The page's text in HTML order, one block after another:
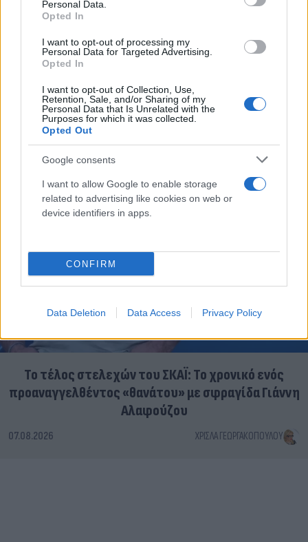
Personal Data.
Opted In
I want to opt-out of processing my
Personal Data for Targeted Advertising.
Opted In
I want to opt-out of Collection, Use,
Retention, Sale, and/or Sharing of my
Personal Data that Is Unrelated with the
Purposes for which it was collected.
Opted Out
Google consents
I want to allow Google to enable storage
related to advertising like cookies on web or
device identifiers in apps.
CONFIRM
Data Deletion Data Access Privacy Policy
07.08.2026
Το τέλος στελεχών του ΣΚΑΪ: Το χρονικό ενός
προαναγγελθέντος «θανάτου» με σφραγίδα Γιάννη
Αλαφούζου
07.08.2026 ΧΡΊΣΛΑ ΓΕΩΡΓΑΚΟΠΟΎΛΟΥ